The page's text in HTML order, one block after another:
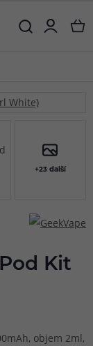
+23 další
Kit
objem 2ml,